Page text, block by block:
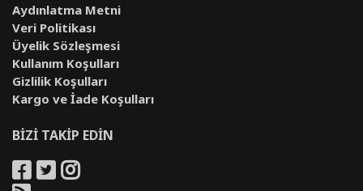
Aydınlatma Metni
Veri Politikası
Üyelik Sözleşmesi
Kullanım Koşulları
Gizlilik Koşulları
Kargo ve İade Koşulları
BİZİ TAKİP EDİN